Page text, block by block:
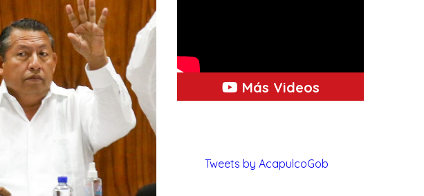
Más Videos
Tweets by AcapulcoGob